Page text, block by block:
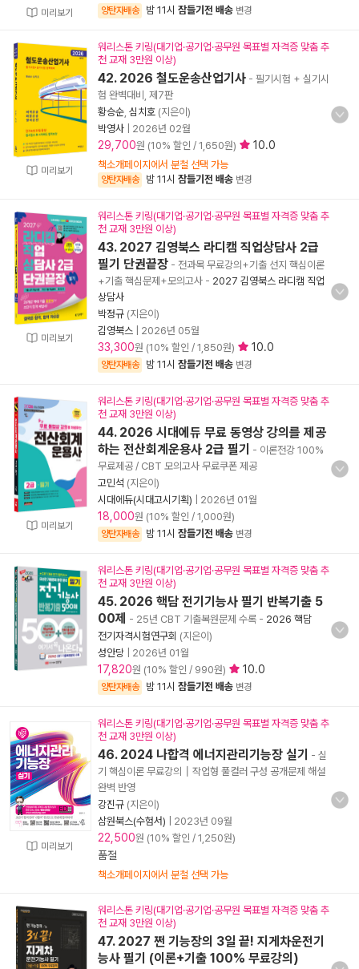
미리보기 양탄자배송 밤 11시 잠들기전 배송 변경
미리보기
워리스톤 키링(대기업·공기업·공무원 목표별 자격증 맞춤 추
천 교재 3만원 이상)
42. 2026 철도운송산업기사 - 필기시험 + 실기시
험 완벽대비, 제7판
황승순 심치호 (지은이)
박영사
2026년 02월
29,700원 (10% 할인 / 1,650원) 10.0
책소개페이지에서 분철 선택 가능
양탄자배송 밤 11시 잠들기전 배송 변경
미리보기
워리스톤 키링(대기업·공기업·공무원 목표별 자격증 맞춤 추
천 교재 3만원 이상)
43. 2027 김영북스 라디캠 직업상담사 2급
필기 단권끝장 - 전과목 무료강의+기출 선지 핵심이론
+기출 핵심문제+모의고사 - 2027 김영북스 라디캠 직업
상담사
박정규 (지은이)
김영북스
2026년 05월
33,300원 (10% 할인 / 1,850원) 10.0
양탄자배송 밤 11시 잠들기전 배송 변경
미리보기
워리스톤 키링(대기업·공기업·공무원 목표별 자격증 맞춤 추
천 교재 3만원 이상)
44. 2026 시대에듀 무료 동영상 강의를 제공
하는 전산회계운용사 2급 필기
- 이론전강 100%
무료제공 / CBT 모의고사 무료쿠폰 제공
고민석 (지은이)
시대에듀(시대고시기획)
2026년 01월
18,000원 (10% 할인 / 1,000원)
양탄자배송 밤 11시 잠들기전 배송 변경
워리스톤 키링(대기업·공기업·공무원 목표별 자격증 맞춤 추
천 교재 3만원 이상)
45. 2026 핵담 전기기능사 필기 반복기출 5
00제 - 25년 CBT 기출복원문제 수록 - 2026 핵담
전기자격시험연구회 (지은이)
성안당
2026년 01월
17,820원 (10% 할인 / 990원) 10.0
양탄자배송 밤 11시 잠들기전 배송 변경
미리보기
워리스톤 키링(대기업·공기업·공무원 목표별 자격증 맞춤 추
천 교재 3만원 이상)
46. 2024 나합격 에너지관리기능장 실기
- 실
기 핵심이론 무료강의┃작업형 풀컬러 구성 공개문제 해설
완벽 반영
강진규 (지은이)
삼원북스(수험서)
2023년 09월
22,500원 (10% 할인 / 1,250원)
품절
책소개페이지에서 분철 선택 가능
워리스톤 키링(대기업·공기업·공무원 목표별 자격증 맞춤 추
천 교재 3만원 이상)
47. 2027 쩐 기능장의 3일 끝! 지게차운전기
능사 필기 (이론+기출 100% 무료강의)